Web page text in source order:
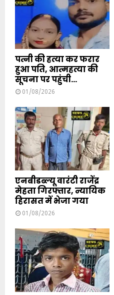
पत्नी की हत्या कर फरार
हुआ पति, आत्महत्या की
सूचना पर पहुंची...
01/08/2026
एनबीडब्ल्यू वारंटी राजेंद्र
मेहता गिरफ्तार, न्यायिक
हिरासत में भेजा गया
01/08/2026